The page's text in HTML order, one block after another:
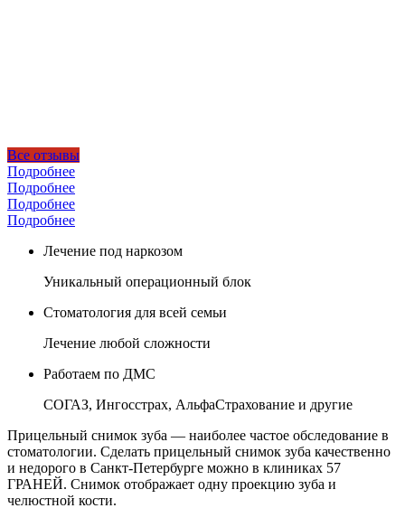
Все отзывы
Подробнее
Подробнее
Подробнее
Подробнее
Лечение под наркозом
Уникальный операционный блок
Стоматология для всей семьи
Лечение любой сложности
Работаем по ДМС
СОГАЗ, Ингосстрах, АльфаСтрахование и другие
Прицельный снимок зуба — наиболее частое обследование в
стоматологии. Сделать прицельный снимок зуба качественно
и недорого в Санкт-Петербурге можно в клиниках 57
ГРАНЕЙ. Снимок отображает одну проекцию зуба и
челюстной кости.